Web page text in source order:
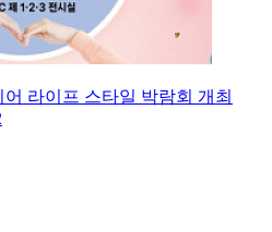
라이프 스타일 박람회 개최